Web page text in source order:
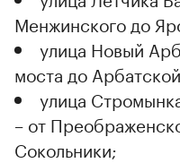
Менжинского до
улица Новый
моста до
улица
– от
Сокольники;